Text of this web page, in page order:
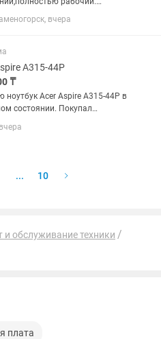
Процессор Intel
10 Подойдет
вчера
A315-44P
₸
ноутбук Acer Aspire A315-44P в
состоянии. Покупал
... 10
и обслуживание техники
плата